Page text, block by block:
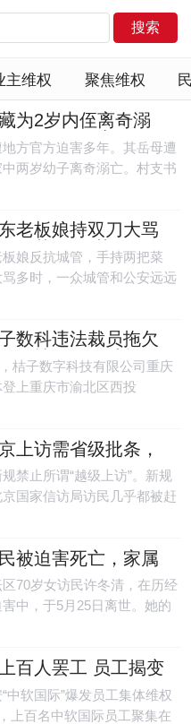
主维权 聚焦维权
为2岁内侄离奇溺
尸3年不给家属
方官方迫害多年。其岳母遭
两岁幼子离奇溺亡。村支书
埋，至今已经三年，仍拒绝
老板娘持双刀大骂
民获赞“女英雄”
娘反抗城管，手持两把菜
多时，一众城管和公安远远
网民赞叹“女英雄”，嘲讽城
数科违法裁员拖欠
工楼顶集会维权
桔子数字科技有限公司重庆
上重庆市渝北区西投
大厦楼顶维权，高喊“桔多多
补偿标准。
上访需省级批条，
家信访局的上访人
禁止所谓“越级上访”。新规
国家信访局访民几乎都被赶
政府，全国的冤案“一天就
被迫害死亡，家属
户
70岁女访民许冬清，在历经
中，于5月25日离世。她的
中被当地政府授意的妻舅殴
阻挠。许冬清旅居日本的女
当地政府正在实施吃绝户计
百人罢工 员工揭变
中软国际”爆发员工集体维权
上百名中软国际员工聚集在